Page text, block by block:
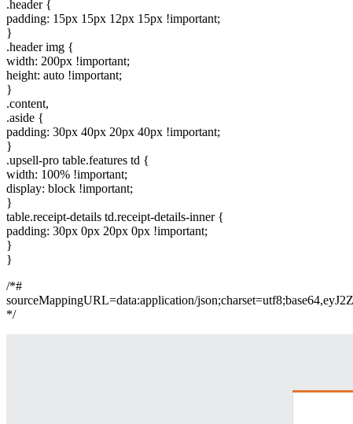
.header {
padding: 15px 15px 12px 15px !important;
}
.header img {
width: 200px !important;
height: auto !important;
}
.content,
.aside {
padding: 30px 40px 20px 40px !important;
}
.upsell-pro table.features td {
width: 100% !important;
display: block !important;
}
table.receipt-details td.receipt-details-inner {
padding: 30px 0px 20px 0px !important;
}
}
/*#
sourceMappingURL=data:application/
*/